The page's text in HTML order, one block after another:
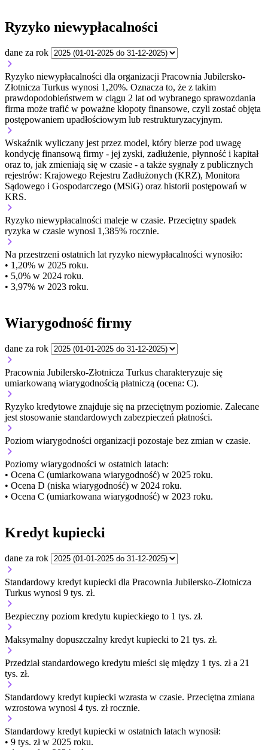
Ryzyko niewypłacalności
dane za rok
Ryzyko niewypłacalności dla organizacji Pracownia Jubilersko-
Złotnicza Turkus wynosi 1,20%. Oznacza to, że z takim
prawdopodobieństwem w ciągu 2 lat od wybranego sprawozdania
firma może trafić w poważne kłopoty finansowe, czyli zostać objęta
postępowaniem upadłościowym lub restrukturyzacyjnym.
Wskaźnik wyliczany jest przez model, który bierze pod uwagę
kondycję finansową firmy - jej zyski, zadłużenie, płynność i kapitał
oraz to, jak zmieniają się w czasie - a także sygnały z publicznych
rejestrów: Krajowego Rejestru Zadłużonych (KRZ), Monitora
Sądowego i Gospodarczego (MSiG) oraz historii postępowań w
KRS.
Ryzyko niewypłacalności maleje w czasie. Przeciętny spadek
ryzyka w czasie wynosi 1,385% rocznie.
Na przestrzeni ostatnich lat ryzyko niewypłacalności wynosiło:
• 1,20% w 2025 roku.
• 5,0% w 2024 roku.
• 3,97% w 2023 roku.
Wiarygodność firmy
dane za rok
Pracownia Jubilersko-Złotnicza Turkus charakteryzuje się
umiarkowaną wiarygodnością płatniczą (ocena: C).
Ryzyko kredytowe znajduje się na przeciętnym poziomie. Zalecane
jest stosowanie standardowych zabezpieczeń płatności.
Poziom wiarygodności organizacji pozostaje bez zmian w czasie.
Poziomy wiarygodności w ostatnich latach:
• Ocena C (umiarkowana wiarygodność) w 2025 roku.
• Ocena D (niska wiarygodność) w 2024 roku.
• Ocena C (umiarkowana wiarygodność) w 2023 roku.
Kredyt kupiecki
dane za rok
Standardowy kredyt kupiecki dla Pracownia Jubilersko-Złotnicza
Turkus wynosi 9 tys. zł.
Bezpieczny poziom kredytu kupieckiego to 1 tys. zł.
Maksymalny dopuszczalny kredyt kupiecki to 21 tys. zł.
Przedział standardowego kredytu mieści się między 1 tys. zł a 21
tys. zł.
Standardowy kredyt kupiecki wzrasta w czasie. Przeciętna zmiana
wzrostowa wynosi 4 tys. zł rocznie.
Standardowy kredyt kupiecki w ostatnich latach wynosił:
• 9 tys. zł w 2025 roku.